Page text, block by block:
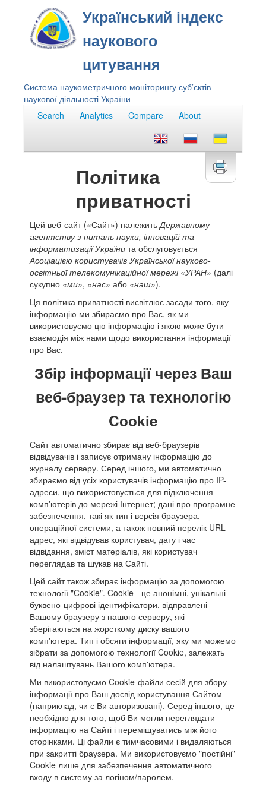
Український індекс
наукового
цитування
Система наукометричного моніторингу суб’єктів
наукової діяльності України
Search
Analytics Compare About
Політика
приватності
Цей веб-сайт («Сайт») належитьДержавному
агентству з питань науки, інновацій та
інформатизації України та обслуговується
Асоціацією користувачів Української науково-
освітньої телекомунікаційної мережі «УРАН» (далі
сукупно «ми», «нас» або «наш»).
Ця політика приватності висвітлює засади того, яку
інформацію ми збираємо про Вас, як ми
використовуємо цю інформацію і якою може бути
взаємодія між нами щодо використання інформації
про Вас.
Збір інформації через Ваш
веб-браузер та технологію
Cookie
Сайт автоматично збирає від ​​веб-браузерів
відвідувачів і записує отриману інформацію до
журналу серверу. Серед іншого, ми автоматично
збираємо від усіх користувачів інформацію про IP-
адреси, що використовується для підключення
комп'ютерів до мережі Інтернет; дані про програмне
забезпечення, такі як тип і версія браузера,
операційної системи, а також повний перелік URL-
адрес, які відвідував користувач, дату і час
відвідання, зміст матеріалів, які користувач
переглядав та шукав на Сайті.
Цей сайт також збирає інформацію за допомогою
технології "Cookie". Cookie - це анонімні, унікальні
буквено-цифрові ідентифікатори, відправлені
Вашому браузеру з нашого серверу, які
зберігаються на жорсткому диску вашого
комп'ютера. Тип і обсяги інформації, яку ми можемо
зібрати за допомогою технології Cookie, залежать
від налаштувань Вашого комп'ютера.
Ми використовуємо Cookie-файли сесій для збору
інформації про Ваш досвід користування Сайтом
(наприклад, чи є Ви авторизовані). Серед іншого, це
необхідно для того, щоб Ви могли переглядати
інформацію на Сайті і переміщуватись між його
сторінками. Ці файли є тимчасовими і видаляються
при закритті браузера. Ми використовуємо "постійні"
Cookie лише для забезпечення автоматичного
входу в систему за логіном/паролем.